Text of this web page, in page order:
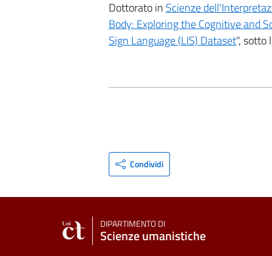
Dottorato in Scienze
Body: Exploring the Cognitive and
Sign Language (LIS) Dataset", sotto
Condividi
DIPARTIMENTO DI
Scienze umanistiche